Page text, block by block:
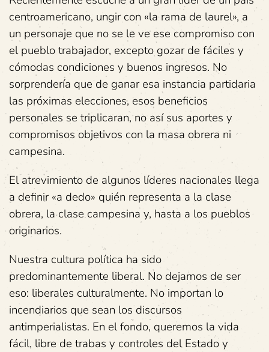
centroamericano, ungir con «la rama de laurel», a
un personaje que no se le ve ese compromiso con
el pueblo trabajador, excepto gozar de fáciles y
cómodas condiciones y buenos ingresos. No
sorprendería que de ganar esa instancia partidaria
las próximas elecciones, esos beneficios
personales se triplicaran, no así sus aportes y
compromisos objetivos con la masa obrera ni
campesina.
El atrevimiento de algunos líderes nacionales llega
a definir «a dedo» quién representa a la clase
obrera, la clase campesina y, hasta a los pueblos
originarios.
Nuestra cultura política ha sido
predominantemente liberal. No dejamos de ser
eso: liberales culturalmente. No importan lo
incendiarios que sean los discursos
antimperialistas. En el fondo, queremos la vida
fácil, libre de trabas y controles del Estado y